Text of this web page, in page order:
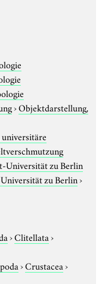
›Objektdarstellung,
Universität zu Berlin
zu Berlin›
›Clitellata›
›Crustacea›